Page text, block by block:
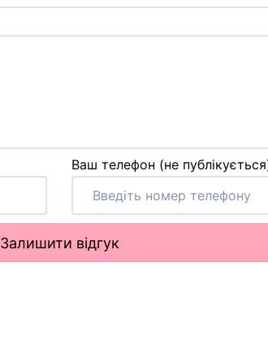
Ваш телефон (не
Залишити відгук